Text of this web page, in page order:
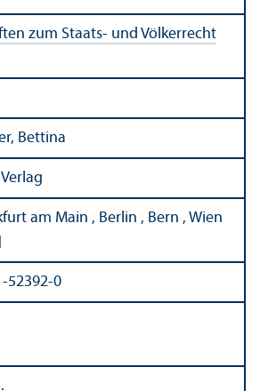
zum Staats- und Völkerrecht
Bettina
am Main , Berlin , Bern , Wien
52392-0